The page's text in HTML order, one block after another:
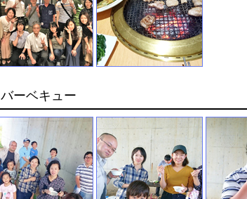
バーベキュー